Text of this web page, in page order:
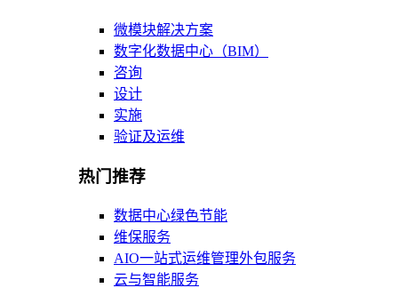
微模块解决方案
数字化数据中心（BIM）
咨询
设计
实施
验证及运维
热门推荐
数据中心绿色节能
维保服务
AIO一站式运维管理外包服务
云与智能服务